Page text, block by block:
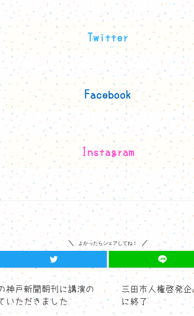
Twitter
Facebook
Instagram
よかったらシェアしてね！
神戸新聞朝刊に講演の
いただきました
三田市人権啓発
に終了